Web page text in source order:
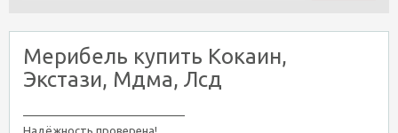
Мерибель купить Кокаин,
Экстази, Мдма, Лсд
Надёжность проверена!